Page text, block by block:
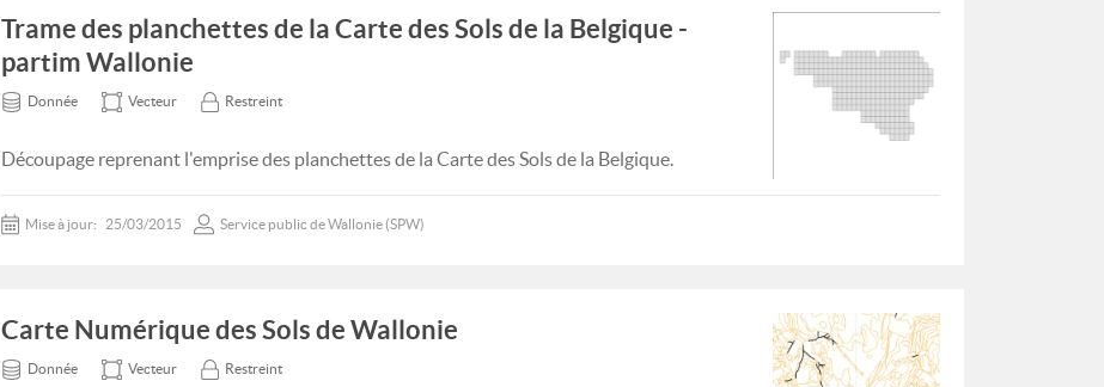
Trame des planchettes de la Carte des Sols de la Belgique -
partim Wallonie
Donnée Vecteur Restreint
Découpage reprenant l'emprise des planchettes de la Carte des Sols de la Belgique.
Mise à jour: 25/03/2015 Service public de Wallonie (SPW)
Carte Numérique des Sols de Wallonie
Donnée Vecteur Restreint